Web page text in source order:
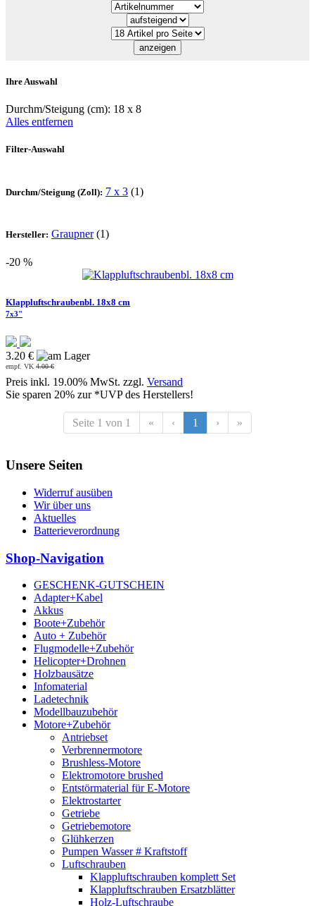
Ihre Auswahl
Durchm/Steigung (cm): 18 x 8
Alles entfernen
Filter-Auswahl
Durchm/Steigung (Zoll): 7 x 3 (1)
Hersteller: Graupner(1)
-20 %
Klappluftschraubenbl. 18x8 cm
7x3"
3.20 €
empf. VK 4.00 €
Preis inkl. 19.00% MwSt. zzgl. Versand
Sie sparen 20% zur *UVP des Herstellers!
Seite 1 von 1 « ‹ 1 › »
Unsere Seiten
Widerruf ausüben
Wir über uns
Aktuelles
Batterieverordnung
Shop-Navigation
GESCHENK-GUTSCHEIN
Adapter+Kabel
Akkus
Boote+Zubehör
Auto + Zubehör
Flugmodelle+Zubehör
Helicopter+Drohnen
Holzbausätze
Infomaterial
Ladetechnik
Modellbauzubehör
Motore+Zubehör
Antriebset
Verbrennermotore
Brushless-Motore
Elektromotore brushed
Entstörmaterial für E-Motore
Elektrostarter
Getriebe
Getriebemotore
Glühkerzen
Pumpen Wasser # Kraftstoff
Luftschrauben
Klappluftschrauben komplett Set
Klappluftschrauben Ersatzblätter
Holz-Luftschraube